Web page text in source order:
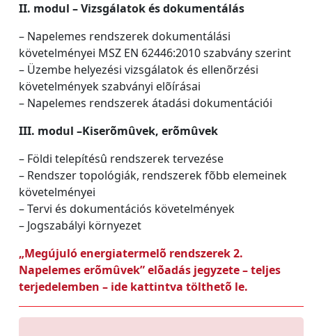
II. modul – Vizsgálatok és dokumentálás
– Napelemes rendszerek dokumentálási
követelményei MSZ EN 62446:2010 szabvány szerint
– Üzembe helyezési vizsgálatok és ellenõrzési
követelmények szabványi elõírásai
– Napelemes rendszerek átadási dokumentációi
III. modul –Kiserõmûvek, erõmûvek
– Földi telepítésû rendszerek tervezése
– Rendszer topológiák, rendszerek fõbb elemeinek
követelményei
– Tervi és dokumentációs követelmények
– Jogszabályi környezet
„Megújuló energiatermelõ rendszerek 2.
Napelemes erõmûvek” elõadás jegyzete – teljes
terjedelemben – ide kattintva tölthetõ le.